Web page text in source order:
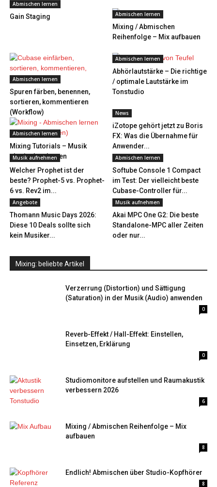
Abmischen lernen
Gain Staging Abmischen lernen
Mixing / Abmischen
Reihenfolge – Mix aufbauen
Abmischen lernen
Spuren färben, benennen,
sortieren, kommentieren
(Workflow)
Abmischen lernen
Abhörlautstärke – Die richtige
/ optimale Lautstärke im
Tonstudio
Abmischen lernen
Mixing Tutorials – Musik
abmischen lernen
News
iZotope gehört jetzt zu Boris
FX: Was die Übernahme für
Anwender...
Musik aufnehmen
Welcher Prophet ist der
beste? Prophet-5 vs. Prophet-
6 vs. Rev2 im...
Abmischen lernen
Softube Console 1 Compact
im Test: Der vielleicht beste
Cubase-Controller für...
Angebote
Thomann Music Days 2026:
Diese 10 Deals sollte sich
kein Musiker...
Musik aufnehmen
Akai MPC One G2: Die beste
Standalone-MPC aller Zeiten
oder nur...
Mixing: beliebte Artikel
Verzerrung (Distortion) und Sättigung
(Saturation) in der Musik (Audio) anwenden
0
Reverb-Effekt / Hall-Effekt: Einstellen,
Einsetzen, Erklärung
0
Studiomonitore aufstellen und Raumakustik
verbessern 2026
6
Mixing / Abmischen Reihenfolge – Mix
aufbauen
8
Endlich! Abmischen über Studio-Kopfhörer
8